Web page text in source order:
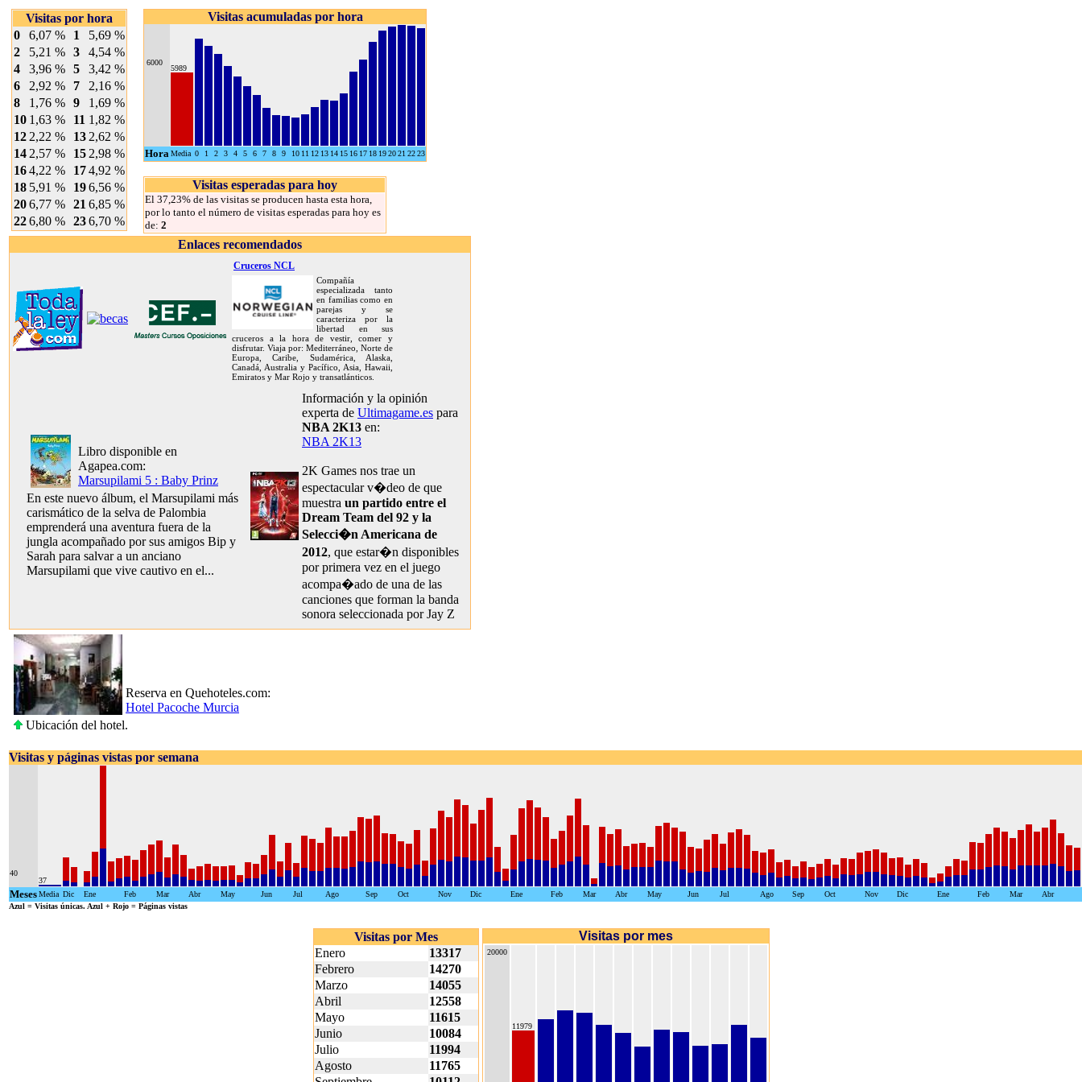
Visitas por hora
0
6,07 % 1
5,69 %
2
5,21 % 3
4,54 %
4
3,96 % 5
3,42 %
6
2,92 % 7
2,16 %
8
1,76 % 9
1,69 %
10 1,63 % 11 1,82 %
12 2,22 % 13 2,62 %
14 2,57 % 15 2,98 %
164,22 % 174,92 %
18 5,91 % 196,56 %
206,77 % 21 6,85 %
226,80 % 236,70 %
Visitas acumuladas por hora
6000
5989
HoraMedia 0 1 2 3 4 5 6 7 8 9 10 11 12 13 14 15 16 17 18 192021 2223
Visitas esperadas para hoy
El 37,23% de las visitas se producen hasta esta hora,
por lo tanto el número de visitas esperadas para hoy es
de: 2
Enlaces recomendados
Cruceros NCL
Compañía
especializada tanto
en familias como en
parejas y se
caracteriza por la
libertad en sus
cruceros a la hora de vestir, comer y
disfrutar. Viaja por: Mediterráneo, Norte de
Europa, Caribe, Sudamérica, Alaska,
Canadá, Australia y Pacífico, Asia, Hawaii,
Emiratos y Mar Rojo y transatlánticos.
Libro disponible en
Agapea.com:
Marsupilami 5 : Baby Prinz
En este nuevo álbum, el Marsupilami más
carismático de la selva de Palombia
emprenderá una aventura fuera de la
jungla acompañado por sus amigos Bip y
Sarah para salvar a un anciano
Marsupilami que vive cautivo en el...
Información y la opinión
experta de Ultimagame.es para
NBA 2K13 en:
NBA 2K13
2K Games nos trae un
espectacular v�deo de que
muestra un partido entre el
Dream Team del 92 y la
Selecci�n Americana de
2012, que estar�n disponibles
por primera vez en el juego
acompa�ado de una de las
canciones que forman la banda
sonora seleccionada por Jay Z
Reserva en Quehoteles.com:
Hotel Pacoche Murcia
Ubicación del hotel.
Visitas y páginas vistas por semana
40
37
MesesMedia Dic Ene Feb Mar Abr May Jun Jul Ago Sep Oct Nov Dic Ene Feb Mar Abr May Jun Jul Ago Sep Oct Nov Dic Ene Feb Mar
Abr
Azul = Visitas únicas. Azul + Rojo = Páginas vistas
Visitas por Mes
Enero
13317
Febrero
14270
Marzo
14055
Abril
12558
Mayo
11615
Junio
10084
Julio
11994
Agosto
11765
Visitas por mes
20000
11979